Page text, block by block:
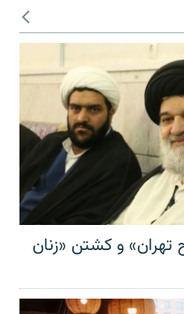
تهران» و کشتن «زنان